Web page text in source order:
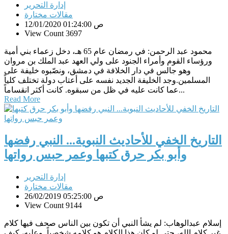
إدارة التحرير
مقالات مختارة
12/01/2020 01:24:00 ص
View Count 3697
محمود عبد الرحمن: في رمضان عام 65 هـ، دخل زعماء بني أمية
ورؤساء القوم وأمراء الجنود على ولي العهد عبد الملك بن مروان
وهو جالس في دار الخلافة في دمشق، ونصّبوه خليفة على
المسلمين.وجد الخليفة الجديد نفسه على أعتاب دولة تختلف كلياً
عما كانت عليه في ظل من سبقوه. كانت أكثر انقساماً...
Read More
التاريخ الخفي للأحاديث النبوية... النبي رفضها
وأبو بكر حرق كتبها وعمر حبس رواتها
إدارة التحرير
مقالات مختارة
26/02/2019 05:25:00 ص
View Count 9144
إسلام عبدالوهاب: لم يشأ النبي أن تكون بين الناس صحف فيها كلام